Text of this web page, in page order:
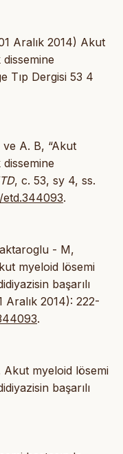
Aralık 2014) Akut
Tıp Dergisi 53 4
A. B, “Akut
, c. 53, sy 4, ss.
etd.344093.
- M,
myeloid lösemi
başarılı
2014): 222-
.
myeloid lösemi
başarılı